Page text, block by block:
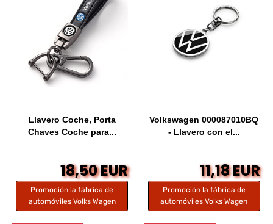
Llavero Coche, Porta
Chaves Coche para...
18,50 EUR
Promoción la fábrica de
automóviles Volks Wagen
Volkswagen 000087010BQ
- Llavero con el...
11,18 EUR
Promoción la fábrica de
automóviles Volks Wagen